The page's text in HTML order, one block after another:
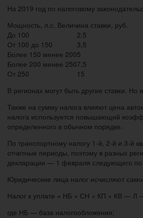
На 2019 год по налоговому
Мощность, л.с. Величина ставки, руб.
До 100
2,5
От 100 до 150
3,5
Более 150 менее 2005
Более 200 менее 2507,5
От 250
15
В регионах могут быть другие ставки.
Также на сумму налога влияют цена
налога используется повышающий
определенного в обычном порядке.
По транспортному налогу 1-й, 2-й и 3-й
отчетные периоды, поэтому в разных
декларации — 1 февраля следующего по
Юридические лица налог исчисляют
Налог к уплате = НБ × СН × КП × КВ — Л
где НБ — база налогообложения;